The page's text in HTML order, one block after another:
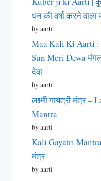
धन की वर्षा करने वाला
by aarti
Maa Kali Ki Aarti :
Sun Meri Dewa
देवा
by aarti
लक्ष्मी गायत्री मंत्र
Mantra
by aarti
Kali Gayatri Mantra
मंत्र
by aarti